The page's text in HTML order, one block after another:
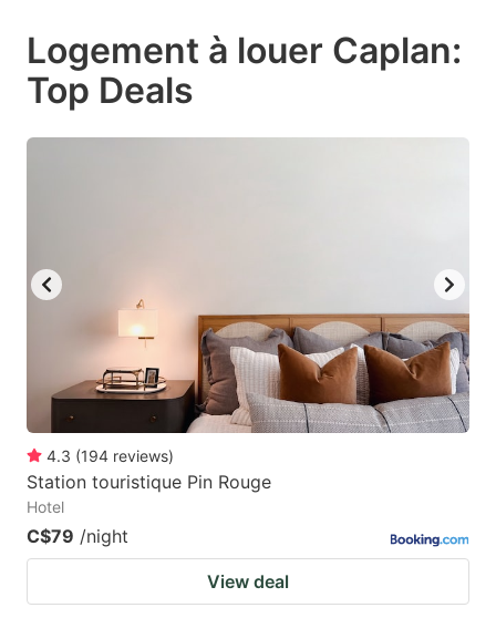
key
to
dates.
key
dates.
Logement à louer Caplan:
Top Deals
4.3 (194 reviews)
Station touristique Pin Rouge
Hotel
C$79 /night
View deal